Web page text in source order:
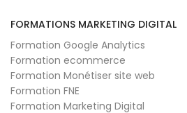
FORMATIONS MARKETING DIGITAL
Formation Google Analytics
Formation ecommerce
Formation Monétiser site web
Formation FNE
Formation Marketing Digital